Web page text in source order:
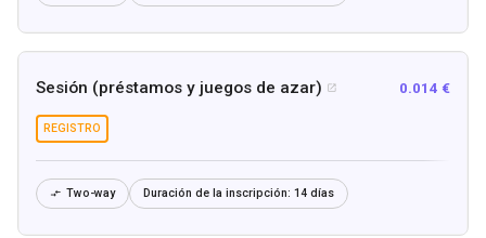
Sesión (préstamos y juegos de azar)  0.014 €
REGISTRO
 Two-way Duración de la inscripción: 14 días